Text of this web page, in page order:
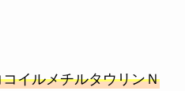
イルメチルタウリンＮ